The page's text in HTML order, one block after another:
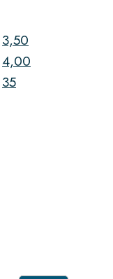
3,50
4,00
35